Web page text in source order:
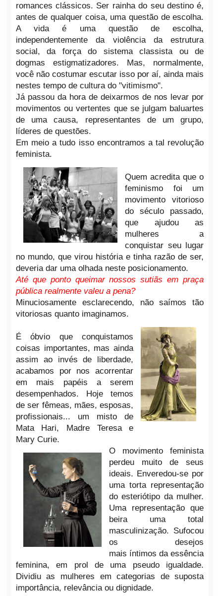
romances clássicos. Ser rainha do seu destino é,
antes de qualquer coisa, uma questão de escolha.
A vida é uma questão de escolha,
independentemente da violência da estrutura
social, da força do sistema classista ou de
dogmas estigmatizadores. Mas, normalmente,
você não costumar escutar isso por aí, ainda mais
nestes tempo de cultura do "vitimismo".
Já passou da hora de deixarmos de nos levar por
movimentos ou vertentes que se julgam baluartes
de uma causa, representantes de um grupo,
líderes de questões.
Em meio a tudo isso encontramos a tal revolução
feminista.
Quem acredita que o
feminismo foi um
movimento vitorioso
do século passado,
que ajudou as
mulheres a
conquistar seu lugar
no mundo, que virou história e tinha razão de ser,
deveria dar uma olhada neste posicionamento.
Até que ponto queimar nossos sutiãs em praça
pública realmente valeu a pena?
Minuciosamente esclarecendo, não saímos tão
vitoriosas quanto imaginamos.
É óbvio que conquistamos
coisas importantes, mas ainda
assim ao invés de liberdade,
acabamos por nos acorrentar
em mais papéis a serem
desempenhados. Hoje temos
de ser fêmeas, mães, esposas,
profissionais... um misto de
Mata Hari, Madre Teresa e
Mary Curie.
O movimento feminista
perdeu muito de seus
ideais. Enveredou-se por
uma torta representação
do esteriótipo da mulher.
Uma representação que
beira uma total
masculinização. Sufocou
os desejos
mais íntimos da essência
feminina, em prol de uma pseudo igualdade.
Dividiu as mulheres em categorias de suposta
importância, relevância ou dignidade.